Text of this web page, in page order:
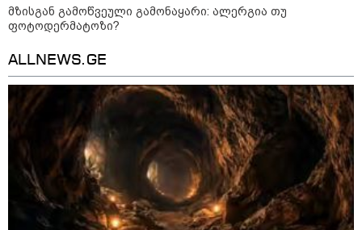
დახრჩობას
კატეგორიის ყველა სიახლე
"უნდა დაგვხვრიტოთ? - არა,
თქვენი დახვრეტა რაში გვაწყობს,
გუდაუთაში ქართველ ტყვეებში
უნდა გადაგცვალოთ..."
მზისგან გამოწვეული გამონაყარი: ალერგია თუ
ფოტოდერმატოზი?
ALLNEWS.GE